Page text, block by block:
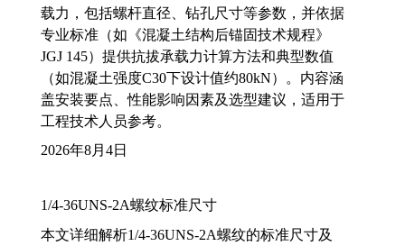
载力，包括螺杆直径、钻孔尺寸等参数，并依据
专业标准（如《混凝土结构后锚固技术规程》
JGJ 145）提供抗拔承载力计算方法和典型数值
（如混凝土强度C30下设计值约80kN）。内容涵
盖安装要点、性能影响因素及选型建议，适用于
工程技术人员参考。
2026年8月4日
1/4-36UNS-2A螺纹标准尺寸
本文详细解析1/4-36UNS-2A螺纹的标准尺寸及